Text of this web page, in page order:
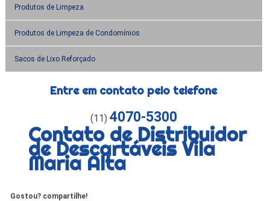
Produtos de Limpeza
Produtos de Limpeza de Condomínios
Sacos de Lixo Reforçado
Entre em contato pelo telefone
(11) 4070-5300
Contato de Distribuidor
de Descartáveis Vila
Maria Alta
Gostou? compartilhe!